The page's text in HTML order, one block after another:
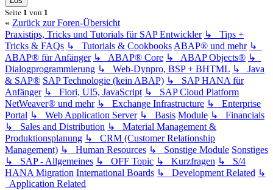
Seite 1 von 1
« Zurück zur Foren-Übersicht
Praxistips, Tricks und Tutorials für SAP Entwickler ↳ Tips +
Tricks & FAQs ↳ Tutorials & Cookbooks ABAP® und mehr ↳
ABAP® für Anfänger ↳ ABAP® Core ↳ ABAP Objects® ↳
Dialogprogrammierung ↳ Web-Dynpro, BSP + BHTML ↳ Java
& SAP® SAP Technologie (kein ABAP) ↳ SAP HANA für
Anfänger ↳ Fiori, UI5, JavaScript ↳ SAP Cloud Platform
NetWeaver® und mehr ↳ Exchange Infrastructure ↳ Enterprise
Portal ↳ Web Application Server ↳ Basis Module ↳ Financials
↳ Sales and Distribution ↳ Material Management &
Produktionsplanung ↳ CRM (Customer Relationship
Management) ↳ Human Resources ↳ Sonstige Module Sonstiges
↳ SAP - Allgemeines ↳ OFF Topic ↳ Kurzfragen ↳ S/4
HANA Migration International Boards ↳ Development Related ↳
Application Related